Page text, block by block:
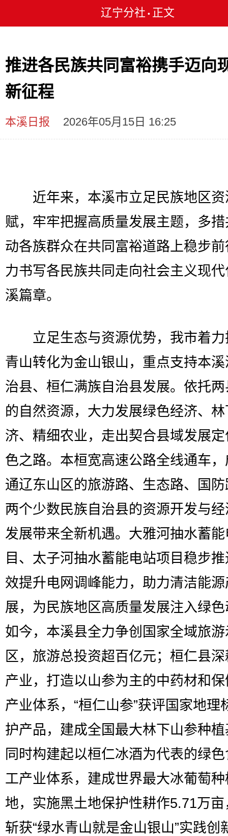
辽宁分社 • 正文
推进各民族共同富裕携手迈向
新征程
本溪日报 2026年05月15日 16:25
近年来，本溪市立足民族地区资
赋，牢牢把握高质量发展主题，多
动各族群众在共同富裕道路上稳步
力书写各民族共同走向社会主义现
溪篇章。
立足生态与资源优势，我市着力
青山转化为金山银山，重点支持本
治县、桓仁满族自治县发展。依托
的自然资源，大力发展绿色经济、
济、精细农业，走出契合县域发展
色之路。本桓宽高速公路全线通车
通辽东山区的旅游路、生态路、国
两个少数民族自治县的资源开发与
发展带来全新机遇。大雅河抽水蓄
目、太子河抽水蓄能电站项目稳步
效提升电网调峰能力，助力清洁能
展，为民族地区高质量发展注入绿
如今，本溪县全力争创国家全域旅
区，旅游总投资超百亿元；桓仁县
产业，打造以山参为主的中药材和
产业体系，“桓仁山参”获评国家地理
护产品，建成全国最大林下山参种
同时构建起以桓仁冰酒为代表的绿
工产业体系，建成世界最大冰葡萄
地，实施黑土地保护性耕作5.71万
斩获“绿水青山就是金山银山”实践创